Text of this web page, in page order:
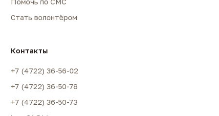
Помочь по СМС
Стать волонтёром
Контакты
+7 (4722) 36-56-02
+7 (4722) 36-50-78
+7 (4722) 36-50-73